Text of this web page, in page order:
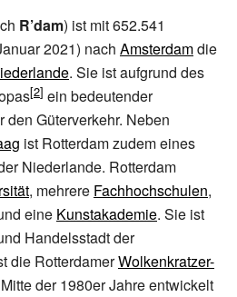
R’dam) ist mit652.541
2021) nach Amsterdamdie
. Sie ist aufgrund des
ein bedeutender
den Güterverkehr. Neben
ist Rotterdam zudem eines
Niederlande. Rotterdam
, mehrere Fachhochschulen,
eine Kunstakademie. Sie ist
Handelsstadt der
die RotterdamerWolkenkratzer-
der 1980er Jahre entwickelt